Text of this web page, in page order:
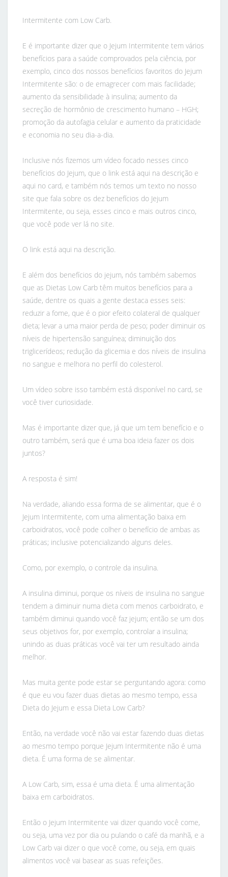
Intermitente com Low Carb.
E é importante dizer que o Jejum Intermitente tem vários
benefícios para a saúde comprovados pela ciência, por
exemplo, cinco dos nossos benefícios favoritos do Jejum
Intermitente são: o de emagrecer com mais facilidade;
aumento da sensibilidade à insulina; aumento da
secreção de hormônio de crescimento humano – HGH;
promoção da autofagia celular e aumento da praticidade
e economia no seu dia-a-dia.
Inclusive nós fizemos um vídeo focado nesses cinco
benefícios do Jejum, que o link está aqui na descrição e
aqui no card, e também nós temos um texto no nosso
site que fala sobre os dez benefícios do Jejum
Intermitente, ou seja, esses cinco e mais outros cinco,
que você pode ver lá no site.
O link está aqui na descrição.
E além dos benefícios do jejum, nós também sabemos
que as Dietas Low Carb têm muitos benefícios para a
saúde, dentre os quais a gente destaca esses seis:
reduzir a fome, que é o pior efeito colateral de qualquer
dieta; levar a uma maior perda de peso; poder diminuir os
níveis de hipertensão sanguínea; diminuição dos
triglicerídeos; redução da glicemia e dos níveis de insulina
no sangue e melhora no perfil do colesterol.
Um vídeo sobre isso também está disponível no card, se
você tiver curiosidade.
Mas é importante dizer que, já que um tem benefício e o
outro também, será que é uma boa ideia fazer os dois
juntos?
A resposta é sim!
Na verdade, aliando essa forma de se alimentar, que é o
Jejum Intermitente, com uma alimentação baixa em
carboidratos, você pode colher o benefício de ambas as
práticas; inclusive potencializando alguns deles.
Como, por exemplo, o controle da insulina.
A insulina diminui, porque os níveis de insulina no sangue
tendem a diminuir numa dieta com menos carboidrato, e
também diminui quando você faz jejum; então se um dos
seus objetivos for, por exemplo, controlar a insulina;
unindo as duas práticas você vai ter um resultado ainda
melhor.
Mas muita gente pode estar se perguntando agora: como
é que eu vou fazer duas dietas ao mesmo tempo, essa
Dieta do Jejum e essa Dieta Low Carb?
Então, na verdade você não vai estar fazendo duas dietas
ao mesmo tempo porque Jejum Intermitente não é uma
dieta. É uma forma de se alimentar.
A Low Carb, sim, essa é uma dieta. É uma alimentação
baixa em carboidratos.
Então o Jejum Intermitente vai dizer quando você come,
ou seja, uma vez por dia ou pulando o café da manhã, e a
Low Carb vai dizer o que você come, ou seja, em quais
alimentos você vai basear as suas refeições.